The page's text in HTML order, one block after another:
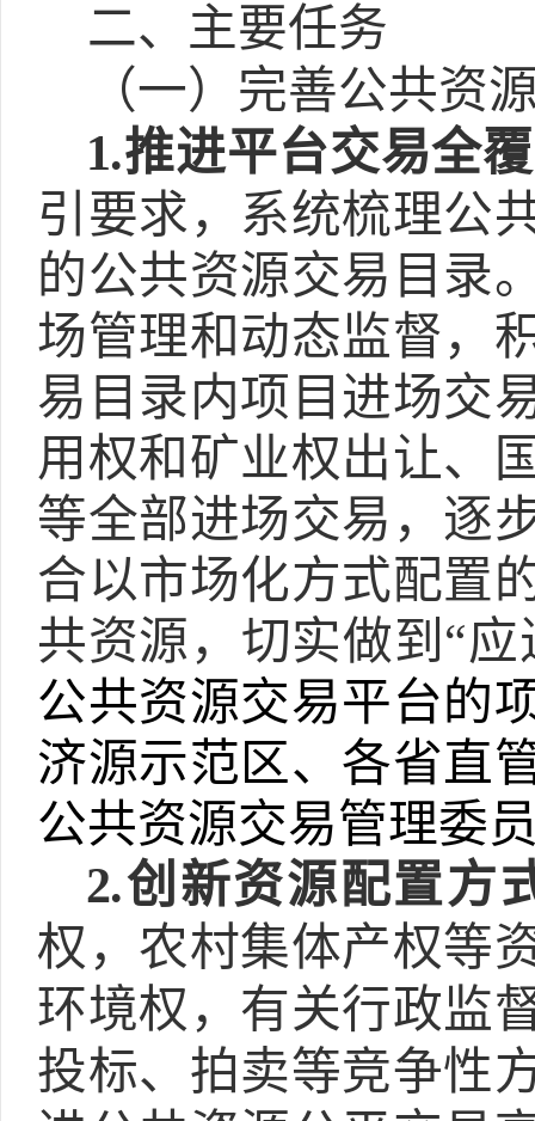
二、主要任务
（一）完善公共资
1.推进平台交易全
引要求，系统梳理公
的公共资源交易目录
场管理和动态监督，
易目录内项目进场交
用权和矿业权出让、
等全部进场交易，逐
合以市场化方式配置
共资源，切实做到 “应
公共资源交易平台的
济源示范区、各省直
公共资源交易管理委
2.创新资源配置方
权，农村集体产权等
环境权，有关行政监
投标、拍卖等竞争性